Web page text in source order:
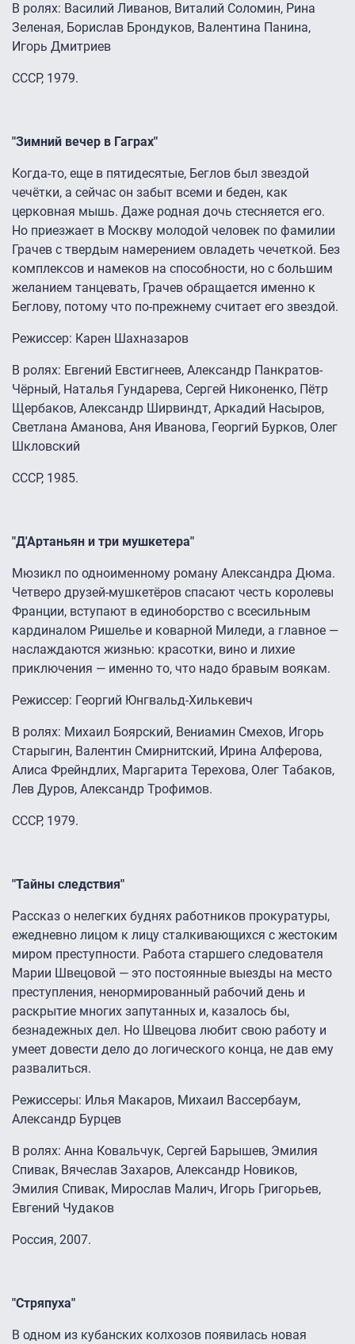
В ролях: Василий Ливанов, Виталий Соломин, Рина
Зеленая, Борислав Брондуков, Валентина Панина,
Игорь Дмитриев
СССР, 1979.
"Зимний вечер в Гаграх"
Когда-то, еще в пятидесятые, Беглов был звездой
чечётки, а сейчас он забыт всеми и беден, как
церковная мышь. Даже родная дочь стесняется его.
Но приезжает в Москву молодой человек по фамилии
Грачев с твердым намерением овладеть чечеткой. Без
комплексов и намеков на способности, но с большим
желанием танцевать, Грачев обращается именно к
Беглову, потому что по-прежнему считает его звездой.
Режиссер: Карен Шахназаров
В ролях: Евгений Евстигнеев, Александр Панкратов-
Чёрный, Наталья Гундарева, Сергей Никоненко, Пётр
Щербаков, Александр Ширвиндт, Аркадий Насыров,
Светлана Аманова, Аня Иванова, Георгий Бурков, Олег
Шкловский
СССР, 1985.
"Д'Артаньян и три мушкетера"
Мюзикл по одноименному роману Александра Дюма.
Четверо друзей-мушкетёров спасают честь королевы
Франции, вступают в единоборство с всесильным
кардиналом Ришелье и коварной Миледи, а главное —
наслаждаются жизнью: красотки, вино и лихие
приключения — именно то, что надо бравым воякам.
Режиссер: Георгий Юнгвальд-Хилькевич
В ролях: Михаил Боярский, Вениамин Смехов, Игорь
Старыгин, Валентин Смирнитский, Ирина Алферова,
Алиса Фрейндлих, Маргарита Терехова, Олег Табаков,
Лев Дуров, Александр Трофимов.
СССР, 1979.
"Тайны следствия"
Рассказ о нелегких буднях работников прокуратуры,
ежедневно лицом к лицу сталкивающихся с жестоким
миром преступности. Работа старшего следователя
Марии Швецовой — это постоянные выезды на место
преступления, ненормированный рабочий день и
раскрытие многих запутанных и, казалось бы,
безнадежных дел. Но Швецова любит свою работу и
умеет довести дело до логического конца, не дав ему
развалиться.
Режиссеры: Илья Макаров, Михаил Вассербаум,
Александр Бурцев
В ролях: Анна Ковальчук, Сергей Барышев, Эмилия
Спивак, Вячеслав Захаров, Александр Новиков,
Эмилия Спивак, Мирослав Малич, Игорь Григорьев,
Евгений Чудаков
Россия, 2007.
"Стряпуха"
В одном из кубанских колхозов появилась новая